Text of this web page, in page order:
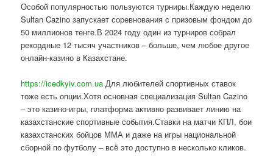
Особой популярностью пользуются турниры.Каждую неделю
Sultan Cazino запускает соревнования с призовым фондом до
50 миллионов тенге.В 2024 году один из турниров собрал
рекордные 12 тысяч участников – больше, чем любое другое
онлайн-казино в Казахстане.
https://icedkyiv.com.ua Для любителей спортивных ставок
тоже есть опции.Хотя основная специализация Sultan Cazino
– это казино-игры, платформа активно развивает линию на
казахстанские спортивные события.Ставки на матчи КПЛ, бои
казахстанских бойцов ММА и даже на игры национальной
сборной по футболу – всё это доступно в несколько кликов.